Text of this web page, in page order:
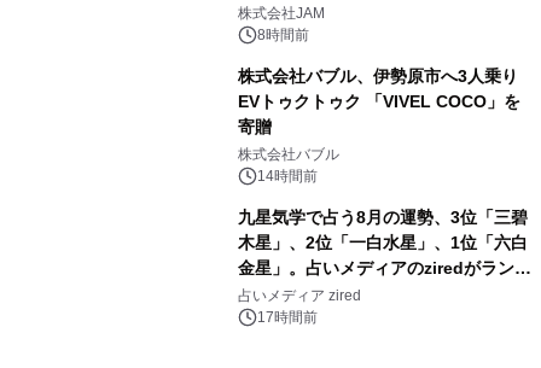
GR 4車種の FUNBOO(ミニカー)付き
メニューが展開されます
株式会社JAM
8時間前
株式会社バブル、伊勢原市へ3人乗り
EVトゥクトゥク 「VIVEL COCO」を
寄贈
株式会社バブル
14時間前
九星気学で占う8月の運勢、3位「三碧
木星」、2位「一白水星」、1位「六白
金星」。占いメディアのziredがランキ
ングを発表
占いメディア zired
17時間前